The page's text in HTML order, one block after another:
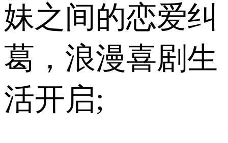
妹之间的恋爱纠
葛，浪漫喜剧生
活开启;